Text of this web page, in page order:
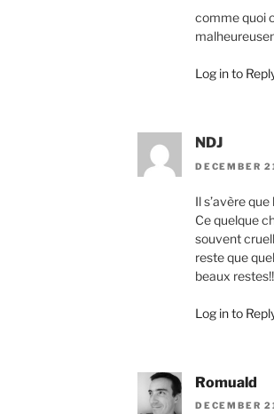
comme quoi
Log in to
NDJ
DECEMBER
Il s’avère
Ce quelque
souvent
reste que
beaux restes!!
Log in to
Romuald
DECEMBER